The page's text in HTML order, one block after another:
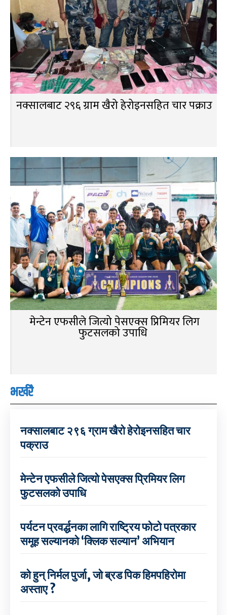
नक्सालबाट २९६ ग्राम खैरो हेरोइनसहित चार पक्राउ
मेन्टेन एफसीले जित्यो पेसएक्स प्रिमियर लिग
फुटसलको उपाधि
भर्खरै
नक्सालबाट २९६ ग्राम खैरो हेरोइनसहित चार
पक्राउ
मेन्टेन एफसीले जित्यो पेसएक्स प्रिमियर लिग
फुटसलको उपाधि
पर्यटन प्रवर्द्धनका लागि राष्ट्रिय फोटो पत्रकार
समूह सल्यानको ‘क्लिक सल्यान’ अभियान
को हुन् निर्मल पुर्जा, जो ब्रड पिक हिमपहिरोमा
अस्ताए ?